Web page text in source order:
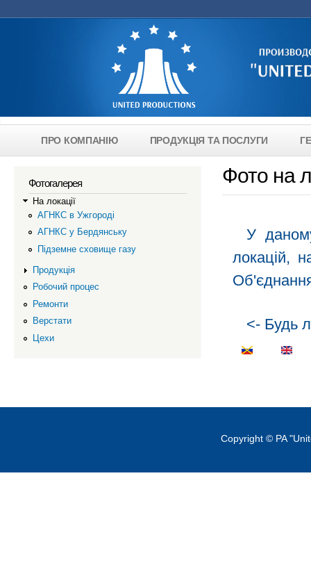
main-menu-ukr
ПРО КОМПАНІЮ ПРОДУКЦІЯ ТА ПОСЛУГИ
Фотогалерея
На локації
АГНКС в Ужгороді
АГНКС у Бердянську
Підземне сховище газу
Продукція
Робочий процес
Ремонти
Верстати
Цехи
Фото на
У
локацій,
<- Будь
Copyright © PA